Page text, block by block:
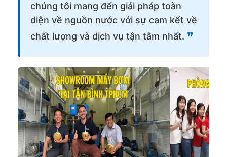
chúng tôi mang đến giải pháp toàn
diện về nguồn nước với sự cam kết về
chất lượng và dịch vụ tận tâm nhất. ❞